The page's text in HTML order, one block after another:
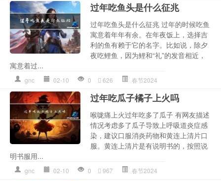
过年吃鱼头是什么征兆
过年吃鱼头是什么征兆 过年的时候吃鱼
寓意着年年有余。在年夜饭上，选择吉
利的鱼有赖于它的名字。比如说，除夕
夜吃鲤鱼，因为鲤和“礼”的发音相近，
寓意着过...
gnc 02-10 0 626 春节2024
过年吃瓜子橘子上火吗
喉咙痛上火过年吃多了瓜子 有网友描述
情况考虑多了瓜子导致上呼吸道炎症感
染，建议口服消炎药物和黄连上清片口
服。黄连上清片是有说明书的，按照说
明书服用...
gnc 02-10 0 967 春节2024